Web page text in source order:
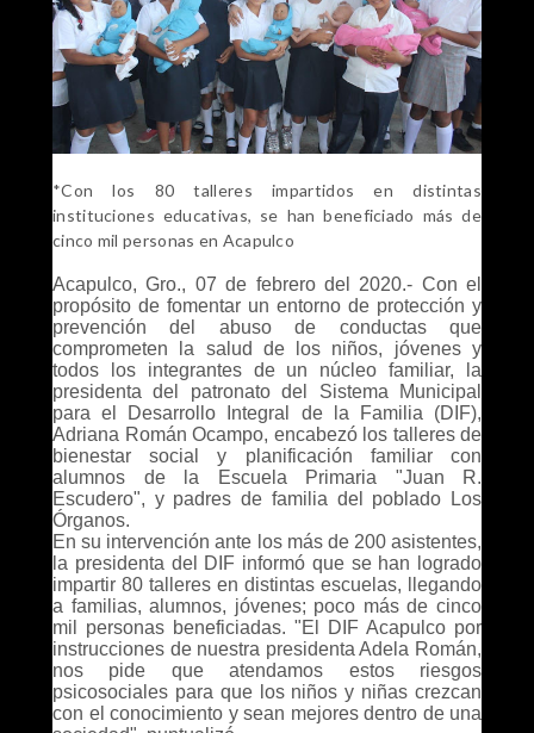
*Con los 80 talleres impartidos en distintas
instituciones educativas, se han beneficiado más de
cinco mil personas en Acapulco
Acapulco, Gro., 07 de febrero del 2020.- Con el
propósito de fomentar un entorno de protección y
prevención del abuso de conductas que
comprometen la salud de los niños, jóvenes y
todos los integrantes de un núcleo familiar, la
presidenta del patronato del Sistema Municipal
para el Desarrollo Integral de la Familia (DIF),
Adriana Román Ocampo, encabezó los talleres de
bienestar social y planificación familiar con
alumnos de la Escuela Primaria "Juan R.
Escudero", y padres de familia del poblado Los
Órganos.
En su intervención ante los más de 200 asistentes,
la presidenta del DIF informó que se han logrado
impartir 80 talleres en distintas escuelas, llegando
a familias, alumnos, jóvenes; poco más de cinco
mil personas beneficiadas. "El DIF Acapulco por
instrucciones de nuestra presidenta Adela Román,
nos pide que atendamos estos riesgos
psicosociales para que los niños y niñas crezcan
con el conocimiento y sean mejores dentro de una